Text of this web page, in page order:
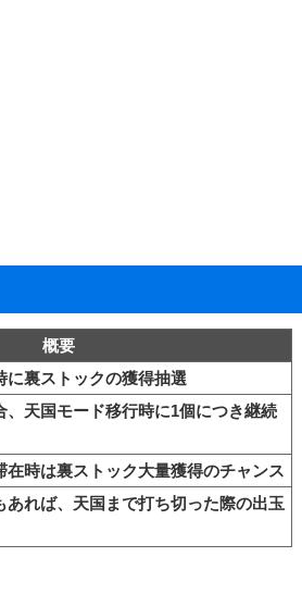
概要
に裏ストックの獲得抽選
、天国モード移行時に1個につき継続
在時は裏ストック大量獲得のチャンス
あれば、天国まで打ち切った際の出玉